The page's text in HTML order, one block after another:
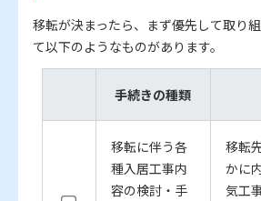
移転が決まったら、まず優先して取り
て以下のようなものがあります。
手続きの種類
移転に伴う各
種入居工事内
容の検討・手
移転
かに
気工